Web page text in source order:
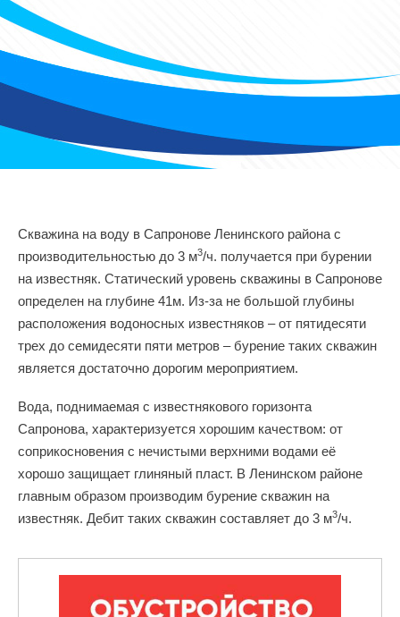
Скважина на воду в Сапронове Ленинского района с
производительностью до 3 м3/ч. получается при бурении
на известняк. Статический уровень скважины в Сапронове
определен на глубине 41м. Из-за не большой глубины
расположения водоносных известняков – от пятидесяти
трех до семидесяти пяти метров – бурение таких скважин
является достаточно дорогим мероприятием.
Вода, поднимаемая с известнякового горизонта
Сапронова, характеризуется хорошим качеством: от
соприкосновения с нечистыми верхними водами её
хорошо защищает глиняный пласт. В Ленинском районе
главным образом производим бурение скважин на
известняк. Дебит таких скважин составляет до 3 м3/ч.